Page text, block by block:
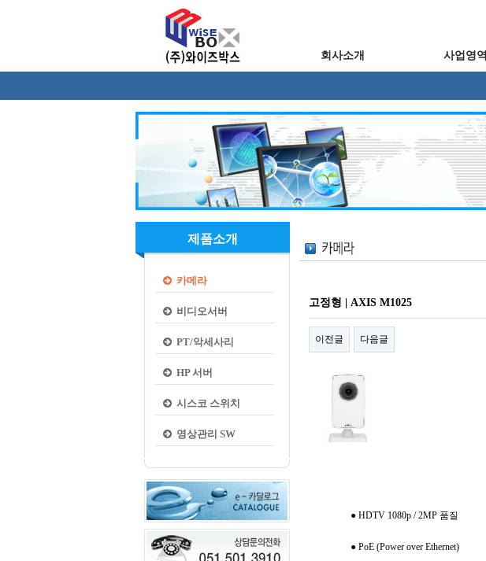
회사소개 사업영역
제품소개
카메라
비디오서버
PT/악세사리
HP 서버
시스코 스위치
영상관리 SW
고정형 | AXIS M1025
이전글 다음글
● HDTV 1080p / 2MP 품질
● PoE (Power over Ethernet)